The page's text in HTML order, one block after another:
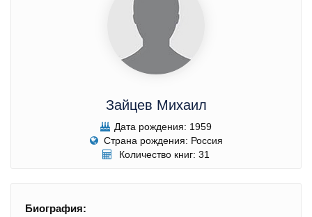
Зайцев Михаил
Дата рождения: 1959
Страна рождения: Россия
Количество книг: 31
Биография: